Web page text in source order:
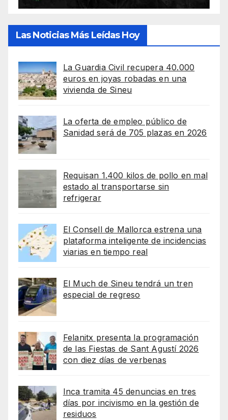
Las Noticias Más Leídas Hoy
La Guardia Civil recupera 40.000
euros en joyas robadas en una
vivienda de Sineu
La oferta de empleo público de
Sanidad será de 705 plazas en 2026
Requisan 1.400 kilos de pollo en mal
estado al transportarse sin
refrigerar
El Consell de Mallorca estrena una
plataforma inteligente de incidencias
viarias en tiempo real
El Much de Sineu tendrá un tren
especial de regreso
Felanitx presenta la programación
de las Fiestas de Sant Agustí 2026
con diez días de verbenas
Inca tramita 45 denuncias en tres
días por incivismo en la gestión de
residuos